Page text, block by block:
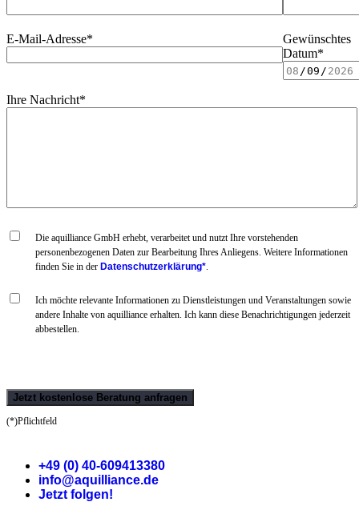
E-Mail-Adresse*
Gewünschtes
Datum*
Ihre Nachricht*
Die aquilliance GmbH erhebt, verarbeitet und nutzt Ihre vorstehenden
personenbezogenen Daten zur Bearbeitung Ihres Anliegens. Weitere Informationen
finden Sie in der Datenschutzerklärung*.
Ich möchte relevante Informationen zu Dienstleistungen und Veranstaltungen sowie
andere Inhalte von aquilliance erhalten. Ich kann diese Benachrichtigungen jederzeit
abbestellen.
(*)Pflichtfeld
+49 (0) 40-609413380
info@aquilliance.de
Jetzt folgen!